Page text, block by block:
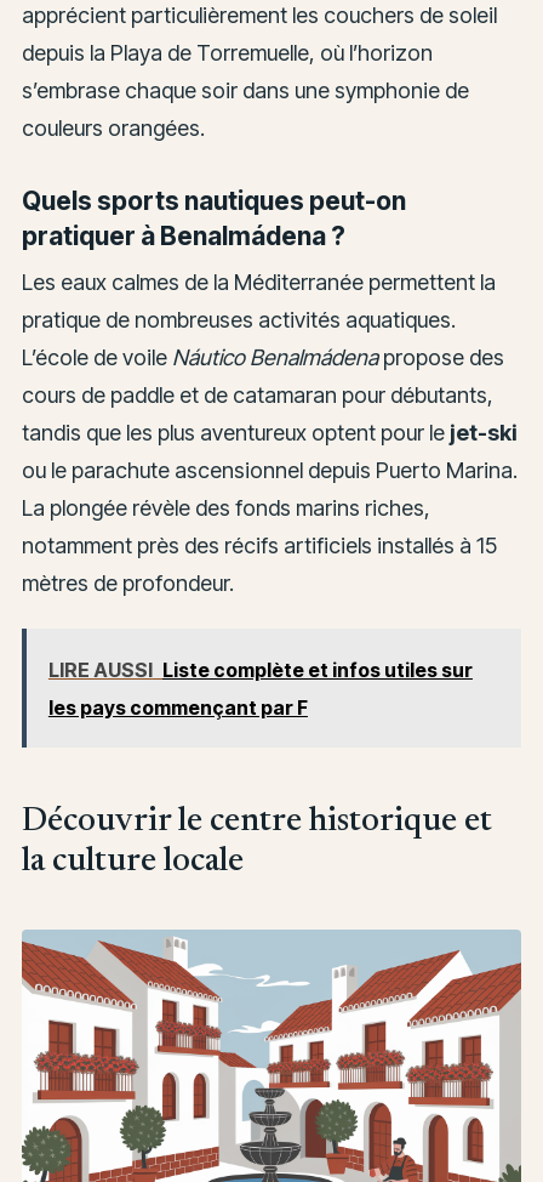
apprécient particulièrement les couchers de soleil
depuis la Playa de Torremuelle, où l’horizon
s’embrase chaque soir dans une symphonie de
couleurs orangées.
Quels sports nautiques peut-on
pratiquer à Benalmádena ?
Les eaux calmes de la Méditerranée permettent la
pratique de nombreuses activités aquatiques.
L’école de voile Náutico Benalmádenapropose des
cours de paddle et de catamaran pour débutants,
tandis que les plus aventureux optent pour le jet-ski
ou le parachute ascensionnel depuis Puerto Marina.
La plongée révèle des fonds marins riches,
notamment près des récifs artificiels installés à 15
mètres de profondeur.
LIRE AUSSI Liste complète et infos utiles sur
les pays commençant par F
Découvrir le centre historique et
la culture locale